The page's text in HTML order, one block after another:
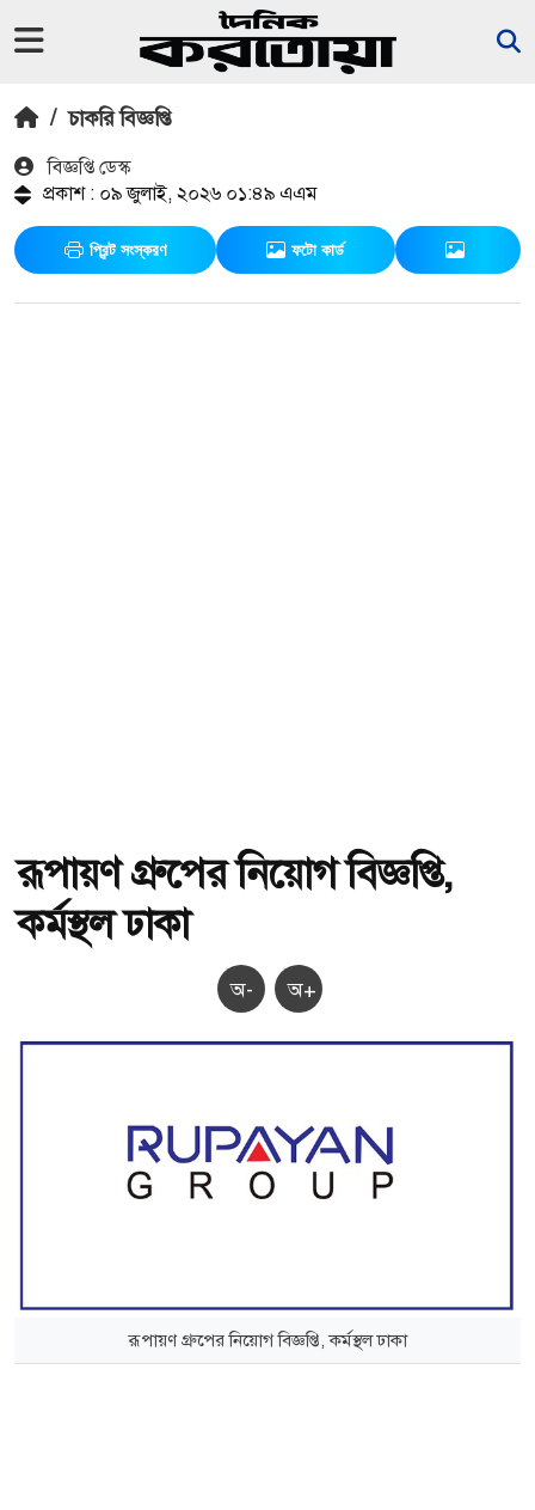
/ চাকরি বিজ্ঞপ্তি
বিজ্ঞপ্তি ডেস্ক
প্রকাশ : ০৯ জুলাই, ২০২৬ ০১:৪৯ এএম
প্রিন্ট সংস্করণ ফটো কার্ড
রূপায়ণ গ্রুপের নিয়োগ বিজ্ঞপ্তি,
কর্মস্থল ঢাকা
অ- অ+
রূপায়ণ গ্রুপের নিয়োগ বিজ্ঞপ্তি, কর্মস্থল ঢাকা